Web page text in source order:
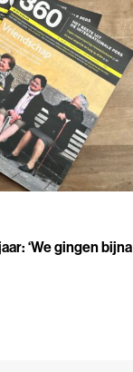
‘We gingen bijna